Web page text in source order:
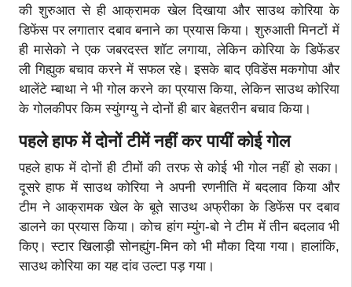
की शुरुआत से ही आक्रामक खेल दिखाया और साउथ कोरिया के
डिफेंस पर लगातार दबाव बनाने का प्रयास किया। शुरुआती मिनटों में
ही मासेको ने एक जबरदस्त शॉट लगाया, लेकिन कोरिया के डिफेंडर
ली गिह्युक बचाव करने में सफल रहे। इसके बाद एविडेंस मकगोपा और
थालेंटे म्बाथा ने भी गोल करने का प्रयास किया, लेकिन साउथ कोरिया
के गोलकीपर किम स्युंगग्यु ने दोनों ही बार बेहतरीन बचाव किया।
पहले हाफ में दोनों टीमें नहीं कर पायीं कोई गोल
पहले हाफ में दोनों ही टीमों की तरफ से कोई भी गोल नहीं हो सका।
दूसरे हाफ में साउथ कोरिया ने अपनी रणनीति में बदलाव किया और
टीम ने आक्रामक खेल के बूते साउथ अफ्रीका के डिफेंस पर दबाव
डालने का प्रयास किया। कोच हांग म्युंग-बो ने टीम में तीन बदलाव भी
किए। स्टार खिलाड़ी सोनह्युंग-मिन को भी मौका दिया गया। हालांकि,
साउथ कोरिया का यह दांव उल्टा पड़ गया।